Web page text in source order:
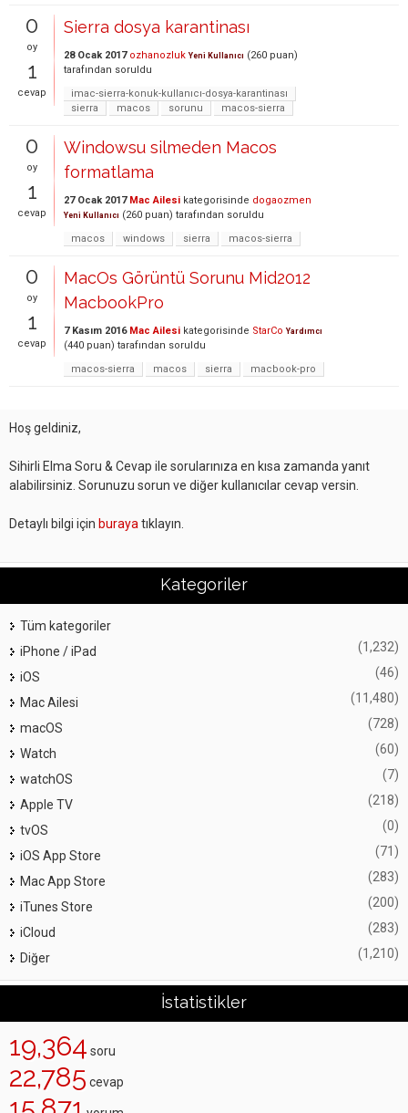
0
oy
1
cevap
Sierra dosya karantinası
28 Ocak 2017 ozhanozluk Yeni Kullanıcı (260 puan)
tarafından soruldu
imac-sierra-konuk-kullanıcı-dosya-karantinası
sierra
macos sorunu macos-sierra
0
oy
1
cevap
Windowsu silmeden Macos
formatlama
27 Ocak 2017 Mac Ailesi kategorisinde dogaozmen
Yeni Kullanıcı (260 puan) tarafından soruldu
macos
windows sierra macos-sierra
0
oy
1
cevap
MacOs Görüntü Sorunu Mid2012
MacbookPro
7 Kasım 2016 Mac Ailesi kategorisinde StarCo Yardımcı
(440 puan) tarafından soruldu
macos-sierra
macos sierra macbook-pro
Hoş geldiniz,
Sihirli Elma Soru & Cevap ile sorularınıza en kısa zamanda yanıt
alabilirsiniz. Sorunuzu sorun ve diğer kullanıcılar cevap versin.
Detaylı bilgi için buraya tıklayın.
Kategoriler
Tüm kategoriler
iPhone / iPad
(1,232)
iOS (46)
Mac Ailesi (11,480)
macOS (728)
Watch (60)
watchOS (7)
Apple TV (218)
tvOS (0)
iOS App Store (71)
Mac App Store (283)
iTunes Store (200)
iCloud (283)
Diğer (1,210)
İstatistikler
19,364 soru
22,785 cevap